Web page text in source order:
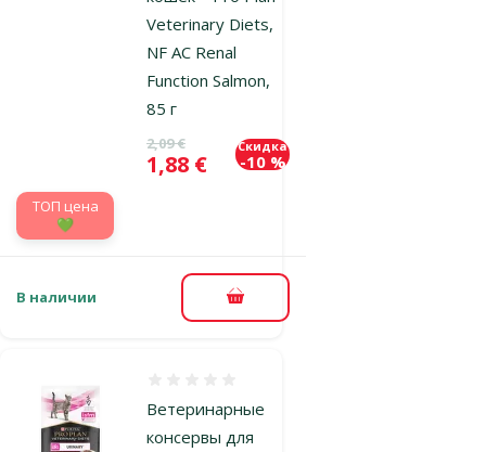
Veterinary Diets,
NF AC Renal
Function Salmon,
85 г
Исходная цена
2,09 €
Цена
1,88 €
Скидка
-10 %
TOП цена
💚
В наличии В корзину
Ветеринарные
консервы для